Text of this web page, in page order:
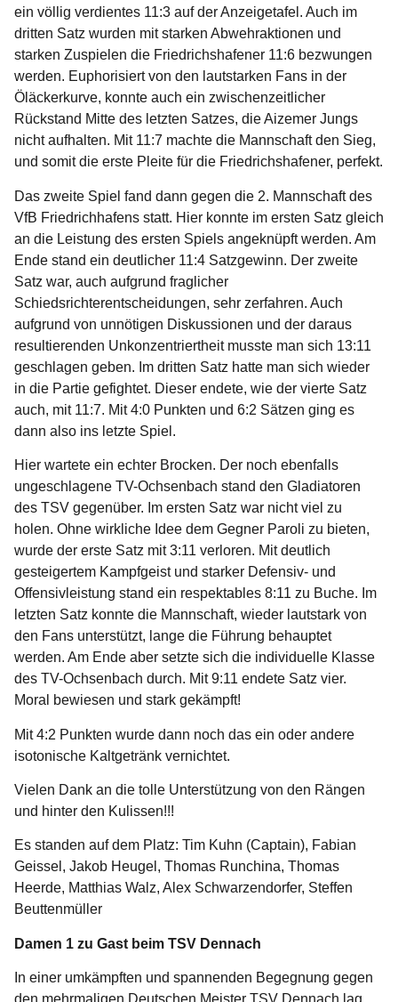
ein völlig verdientes 11:3 auf der Anzeigetafel. Auch im
dritten Satz wurden mit starken Abwehraktionen und
starken Zuspielen die Friedrichshafener 11:6 bezwungen
werden. Euphorisiert von den lautstarken Fans in der
Öläckerkurve, konnte auch ein zwischenzeitlicher
Rückstand Mitte des letzten Satzes, die Aizemer Jungs
nicht aufhalten. Mit 11:7 machte die Mannschaft den Sieg,
und somit die erste Pleite für die Friedrichshafener, perfekt.
Das zweite Spiel fand dann gegen die 2. Mannschaft des
VfB Friedrichhafens statt. Hier konnte im ersten Satz gleich
an die Leistung des ersten Spiels angeknüpft werden. Am
Ende stand ein deutlicher 11:4 Satzgewinn. Der zweite
Satz war, auch aufgrund fraglicher
Schiedsrichterentscheidungen, sehr zerfahren. Auch
aufgrund von unnötigen Diskussionen und der daraus
resultierenden Unkonzentriertheit musste man sich 13:11
geschlagen geben. Im dritten Satz hatte man sich wieder
in die Partie gefightet. Dieser endete, wie der vierte Satz
auch, mit 11:7. Mit 4:0 Punkten und 6:2 Sätzen ging es
dann also ins letzte Spiel.
Hier wartete ein echter Brocken. Der noch ebenfalls
ungeschlagene TV-Ochsenbach stand den Gladiatoren
des TSV gegenüber. Im ersten Satz war nicht viel zu
holen. Ohne wirkliche Idee dem Gegner Paroli zu bieten,
wurde der erste Satz mit 3:11 verloren. Mit deutlich
gesteigertem Kampfgeist und starker Defensiv- und
Offensivleistung stand ein respektables 8:11 zu Buche. Im
letzten Satz konnte die Mannschaft, wieder lautstark von
den Fans unterstützt, lange die Führung behauptet
werden. Am Ende aber setzte sich die individuelle Klasse
des TV-Ochsenbach durch. Mit 9:11 endete Satz vier.
Moral bewiesen und stark gekämpft!
Mit 4:2 Punkten wurde dann noch das ein oder andere
isotonische Kaltgetränk vernichtet.
Vielen Dank an die tolle Unterstützung von den Rängen
und hinter den Kulissen!!!
Es standen auf dem Platz: Tim Kuhn (Captain), Fabian
Geissel, Jakob Heugel, Thomas Runchina, Thomas
Heerde, Matthias Walz, Alex Schwarzendorfer, Steffen
Beuttenmüller
Damen 1 zu Gast beim TSV Dennach
In einer umkämpften und spannenden Begegnung gegen
den mehrmaligen Deutschen Meister TSV Dennach lag